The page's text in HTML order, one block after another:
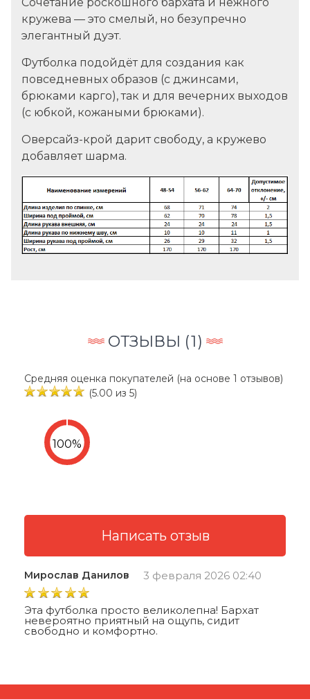
Сочетание роскошного бархата и нежного
кружева — это смелый, но безупречно
элегантный дуэт.
Футболка подойдёт для создания как
повседневных образов (с джинсами,
брюками карго), так и для вечерних выходов
(с юбкой, кожаными брюками).
Оверсайз-крой дарит свободу, а кружево
добавляет шарма.
ОТЗЫВЫ (1)
Средняя оценка покупателей (на основе 1 отзывов)
(5.00 из 5)
Мирослав Данилов 3 февраля 2026 02:40
Эта футболка просто великолепна! Бархат
невероятно приятный на ощупь, сидит
свободно и комфортно.